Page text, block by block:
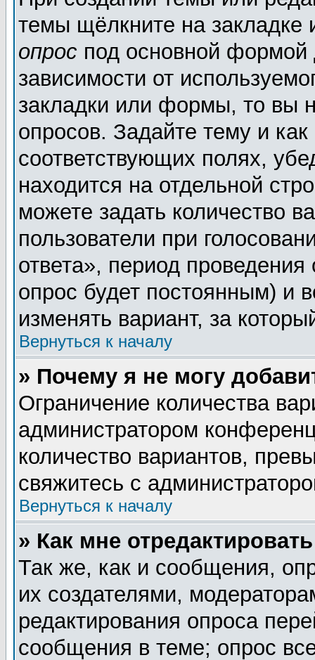
темы щёлкните на
опрос под основной
зависимости от
закладки или формы, то вы
опросов. Задайте тему и
соответствующих полях,
находится на отдельной
можете задать количество
пользователи при
ответа», период проведения
опрос будет постоянным) и
изменять вариант, за
Вернуться к началу
» Почему я не могу
Ограничение количества
администратором
количество вариантов,
свяжитесь с
Вернуться к началу
» Как мне
Так же, как и сообщения,
их создателями,
редактирования опроса
сообщения в теме; опрос